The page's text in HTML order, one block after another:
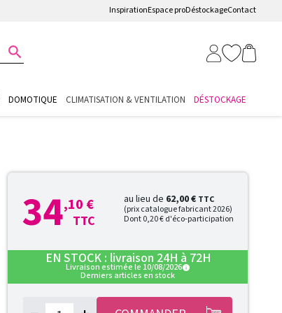
InspirationEspace proDéstockageContact

DOMOTIQUE CLIMATISATION & VENTILATION DÉSTOCKAGE
34,10 €
TTC
au lieu de 62,00 € TTC
(prix catalogue fabricant 2026)
Dont 0,20 € d'éco-participation
EN STOCK : livraison 24H à 72H
Livraison estimée le 10/08/2026info
Derniers articles en stock